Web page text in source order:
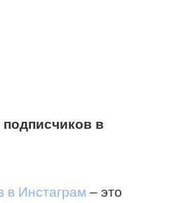
подписчиков в
в Инстаграм – это